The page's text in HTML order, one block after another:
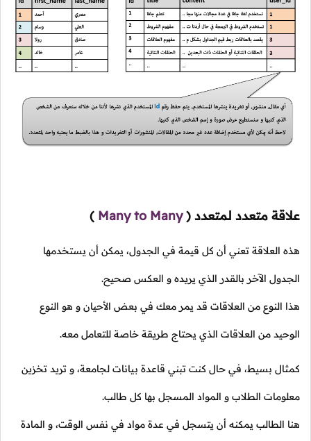
علاقة متعدد لمتعدد (
Many to Many
)
هذه العلاقة تعني أن كل قيمة في الجدول، يمكن أن يستخدمها
الجدول الآخر بالقدر الذي يريده و العكس صحيح.
هذا النوع من العلاقات قد يمر معك في بعض الأحيان و هو النوع
الوحيد من العلاقات الذي يحتاج طريقة خاصة للتعامل معه.
كمثال بسيط، في حال كنت تبني قاعدة بيانات لجامعة، و تريد تخزين
معلومات الطلاب و المواد المسجل بها كل طالب.
هنا الطالب يمكنه أن يتسجل في عدة مواد في نفس الوقت، و المادة